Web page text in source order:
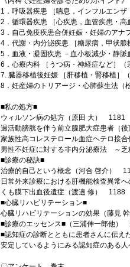
1．呼吸器疾患 ［喘息，インフルエン
2．循環器疾患 ［心疾患，血管疾患・
3．自己免疫疾患合併妊娠・妊婦のア
4．代謝・内分泌疾患 ［糖尿病，甲状
5．血液・凝固疾患 －血小板減少・静
6．心療内科 ［うつ病・神経症など］
7. 臓器移植後妊娠 ［肝移植・腎移植
8．妊産婦のトリアージ・心肺蘇生法
■私の処方■
ウィルソン病の処方（原田 大） 1181
過活動膀胱を伴う前立腺肥大症患者（
家族性高コレステロール血症ヘテロ接
男性不妊症に対する非内分泌療法 ～
■診療の秘訣■
治療的自己という概念（河合 啓介）
日常外来診療における肝機能検査異常
くも膜下出血後遺症（渡邉 修） 1188
■心臓リハビリテーション■
心臓リハビリテーションの効果（藤見
■診療のエッセンス■（三浦伸一郎他）
■認知症の診断とともに患者さんに伝え
安定しているようにみる認知症のある